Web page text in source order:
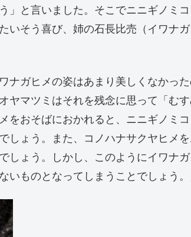
」と言いました。そこでニニギノミ
いそう喜び、姉の石長比売（イワナ
ナガヒメの姿はあまり美しくなかっ
ヤマツミはそれを残念に思って「む
をおそばにおかれると、ニニギノミ
しょう。また、コノハナサクヤヒメ
しょう。しかし、このようにイワナ
いものとなってしまうことでしょう。